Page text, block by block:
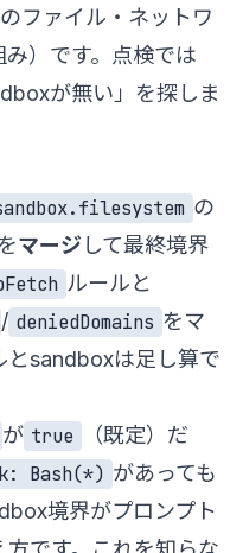
ファイル・ネットワ
）です。点検では
が無い」を探しま
の
マージ して最終境界
ルールと
/ deniedDomains をマ
とsandboxは足し算で
が true
（既定）だ
Bash(*) があっても
境界がプロンプト